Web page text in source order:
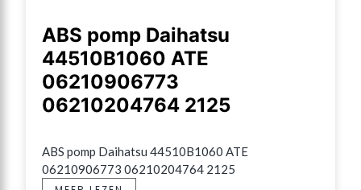
ABS pomp Daihatsu
44510B1060 ATE
06210906773
06210204764 2125
ABS pomp Daihatsu 44510B1060 ATE
06210906773 06210204764 2125